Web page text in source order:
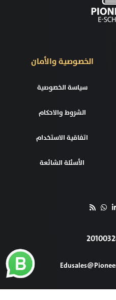
الخصوصية والأمان
سياسة الخصوصية
الشروط والاحكام
اتفاقية الاستخدام
الأسئلة الشائعة